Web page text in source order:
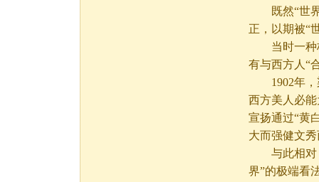
既然“世界”
正，以期被“
当时一种极
有与西方人“
1902年，梁
西方美人必
宣扬通过“黄
大而强健文
与此相对，
界”的极端看